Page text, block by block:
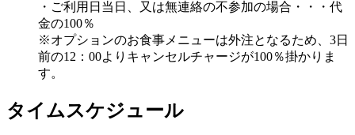
・ご利用日当日、又は無連絡の不参加の場合・・・代
金の100％
※オプションのお食事メニューは外注となるため、3日
前の12：00よりキャンセルチャージが100％掛かりま
す。
タイムスケジュール